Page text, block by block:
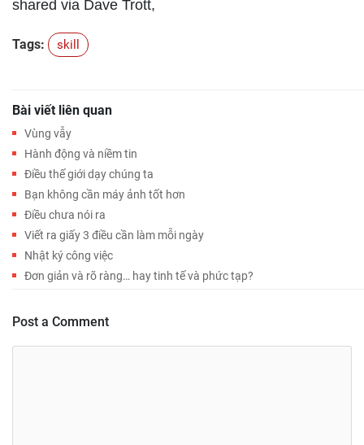
shared via Dave Trott,
Tags: skill
Bài viết liên quan
Vùng vẫy
Hành động và niềm tin
Điều thế giới dạy chúng ta
Bạn không cần máy ảnh tốt hơn
Điều chưa nói ra
Viết ra giấy 3 điều cần làm mỗi ngày
Nhật ký công việc
Đơn giản và rõ ràng… hay tinh tế và phức tạp?
Post a Comment